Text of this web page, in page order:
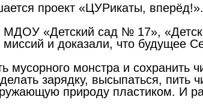
проект «ЦУРикаты,
МДОУ «Детский сад № 17»,
миссий и доказали, что будущее
мусорного монстра и сохранить
зарядку, высыпаться,
природу пластиком. И